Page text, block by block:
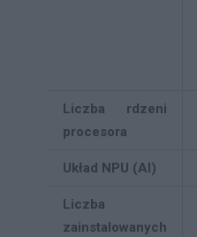
Liczba rdzeni
procesora
Układ NPU (AI)
Liczba
zainstalowanych